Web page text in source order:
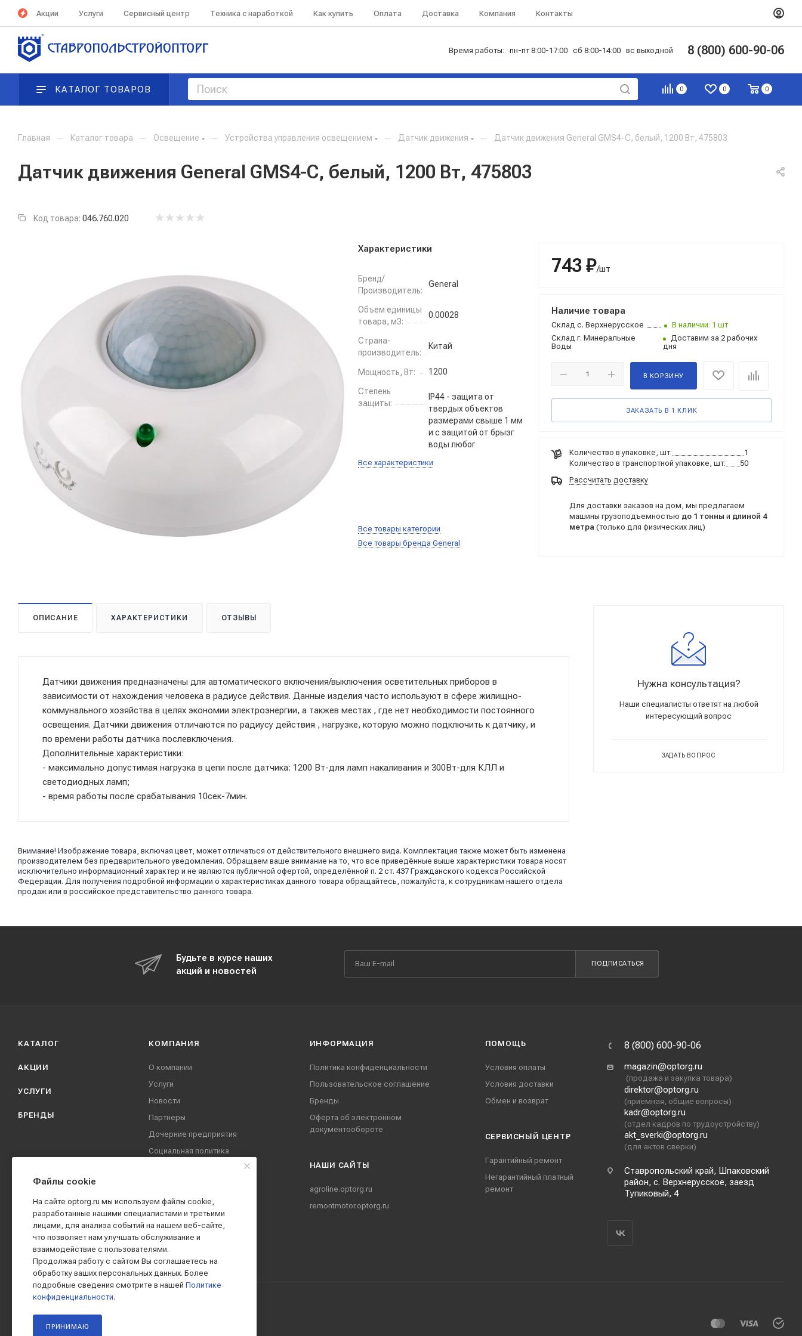
Акции Услуги Сервисный центр Техника с наработкой Как купить Оплата Доставка Компания Контакты
Время работы: пн-пт 8:00-17:00 сб 8:00-14:00 вс выходной 8 (800) 600-90-06
0 0 0
КАТАЛОГ ТОВАРОВ
Главная — Каталог товара — Освещение — Устройства управления освещением — Датчик движения — Датчик движения General GMS4-С, белый, 1200 Вт, 475803
Датчик движения General GMS4-С, белый, 1200 Вт, 475803
Код товара: 046.760.020
Характеристики
Бренд/
Производитель:
General
Объем единицы
товара, м3:
0.00028
Страна-
производитель:
Китай
Мощность, Вт: 1200
Степень
защиты:
IP44 - защита от
твердых объектов
размерами свыше 1 мм
и с защитой от брызг
воды любог
Все характеристики
Все товары категории
Все товары бренда General
743 ₽/шт
Наличие товара
Склад с. Верхнерусское
В наличии: 1 шт
Склад г. Минеральные
Воды
Доставим за 2 рабочих
дня
В КОРЗИНУ
ЗАКАЗАТЬ В 1 КЛИК
Количество в упаковке, шт:
1
Количество в транспортной упаковке, шт:
50
Рассчитать доставку
Для доставки заказов на дом, мы предлагаем
машины грузоподъемностью до 1 тонны и длиной 4
метра (только для физических лиц)
ОПИСАНИЕ ХАРАКТЕРИСТИКИ ОТЗЫВЫ
Датчики движения предназначены для автоматического включения/выключения осветительных приборов в
зависимости от нахождения человека в радиусе действия. Данные изделия часто используют в сфере жилищно-
коммунального хозяйства в целях экономии электроэнергии, а такжев местах , где нет необходимости постоянного
освещения. Датчики движения отличаются по радиусу действия , нагрузке, которую можно подключить к датчику, и
по времени работы датчика послевключения.
Дополнительные характеристики:
- максимально допустимая нагрузка в цепи после датчика: 1200 Вт-для ламп накаливания и 300Вт-для КЛЛ и
светодиодных ламп;
- время работы после срабатывания 10сек-7мин.
Внимание! Изображение товара, включая цвет, может отличаться от действительного внешнего вида. Комплектация также может быть изменена
производителем без предварительного уведомления. Обращаем ваше внимание на то, что все приведённые выше характеристики товара носят
исключительно информационный характер и не являются публичной офертой, определённой п. 2 ст. 437 Гражданского кодекса Российской
Федерации. Для получения подробной информации о характеристиках данного товара обращайтесь, пожалуйста, к сотрудникам нашего отдела
продаж или в российское представительство данного товара.
Нужна консультация?
Наши специалисты ответят на любой
интересующий вопрос
ЗАДАТЬ ВОПРОС
Будьте в курсе наших
акций и новостей
ПОДПИСАТЬСЯ
КАТАЛОГ
АКЦИИ
УСЛУГИ
БРЕНДЫ
КОМПАНИЯ
О компании
Услуги
Новости
Партнеры
Дочерние предприятия
Социальная политика
Вакансии
Реквизиты
Контакты
ИНФОРМАЦИЯ
Политика конфиденциальности
Пользовательское соглашение
Бренды
Оферта об электронном
документообороте
НАШИ CАЙТЫ
agroline.optorg.ru
remontmotor.optorg.ru
ПОМОЩЬ
Условия оплаты
Условия доставки
Обмен и возврат
СЕРВИСНЫЙ ЦЕНТР
Гарантийный ремонт
Негарантийный платный
ремонт
8 (800) 600-90-06
magazin@optorg.ru
(продажа и закупка товара)
direktor@optorg.ru
(приёмная, общие вопросы)
kadr@optorg.ru
(отдел кадров по трудоустройству)
akt_sverki@optorg.ru
(для актов сверки)
Ставропольский край, Шпаковский
район, с. Верхнерусское, заезд
Тупиковый, 4
Файлы cookie
На сайте optorg.ru мы используем файлы cookie,
разработанные нашими специалистами и третьими
лицами, для анализа событий на нашем веб-сайте,
что позволяет нам улучшать обслуживание и
взаимодействие с пользователями.
Продолжая работу с сайтом Вы соглашаетесь на
обработку ваших персональных данных. Более
подробные сведения смотрите в нашей Политике
конфиденциальности.
ПРИНИМАЮ